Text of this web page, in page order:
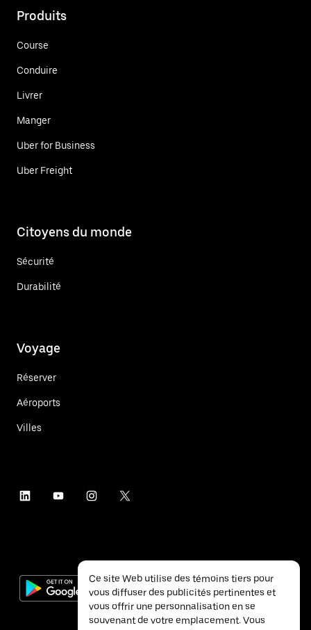
Produits
Course
Conduire
Livrer
Manger
Uber for Business
Uber Freight
Citoyens du monde
Sécurité
Durabilité
Voyage
Réserver
Aéroports
Villes
Ce site Web utilise des témoins tiers pour
vous diffuser des publicités pertinentes et
vous offrir une personnalisation en se
souvenant de votre emplacement. Vous